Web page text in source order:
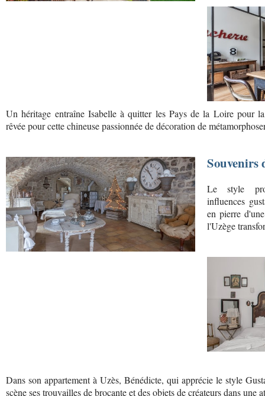
Un héritage entraîne Isabelle à quitter les Pays de la Loire pour
rêvée pour cette chineuse passionnée de décoration de
Souvenirs
Le style
influences
en pierre
l'Uzège
Dans son appartement à Uzès, Bénédicte, qui apprécie le style
scène ses trouvailles de brocante et des objets de créateurs dans une